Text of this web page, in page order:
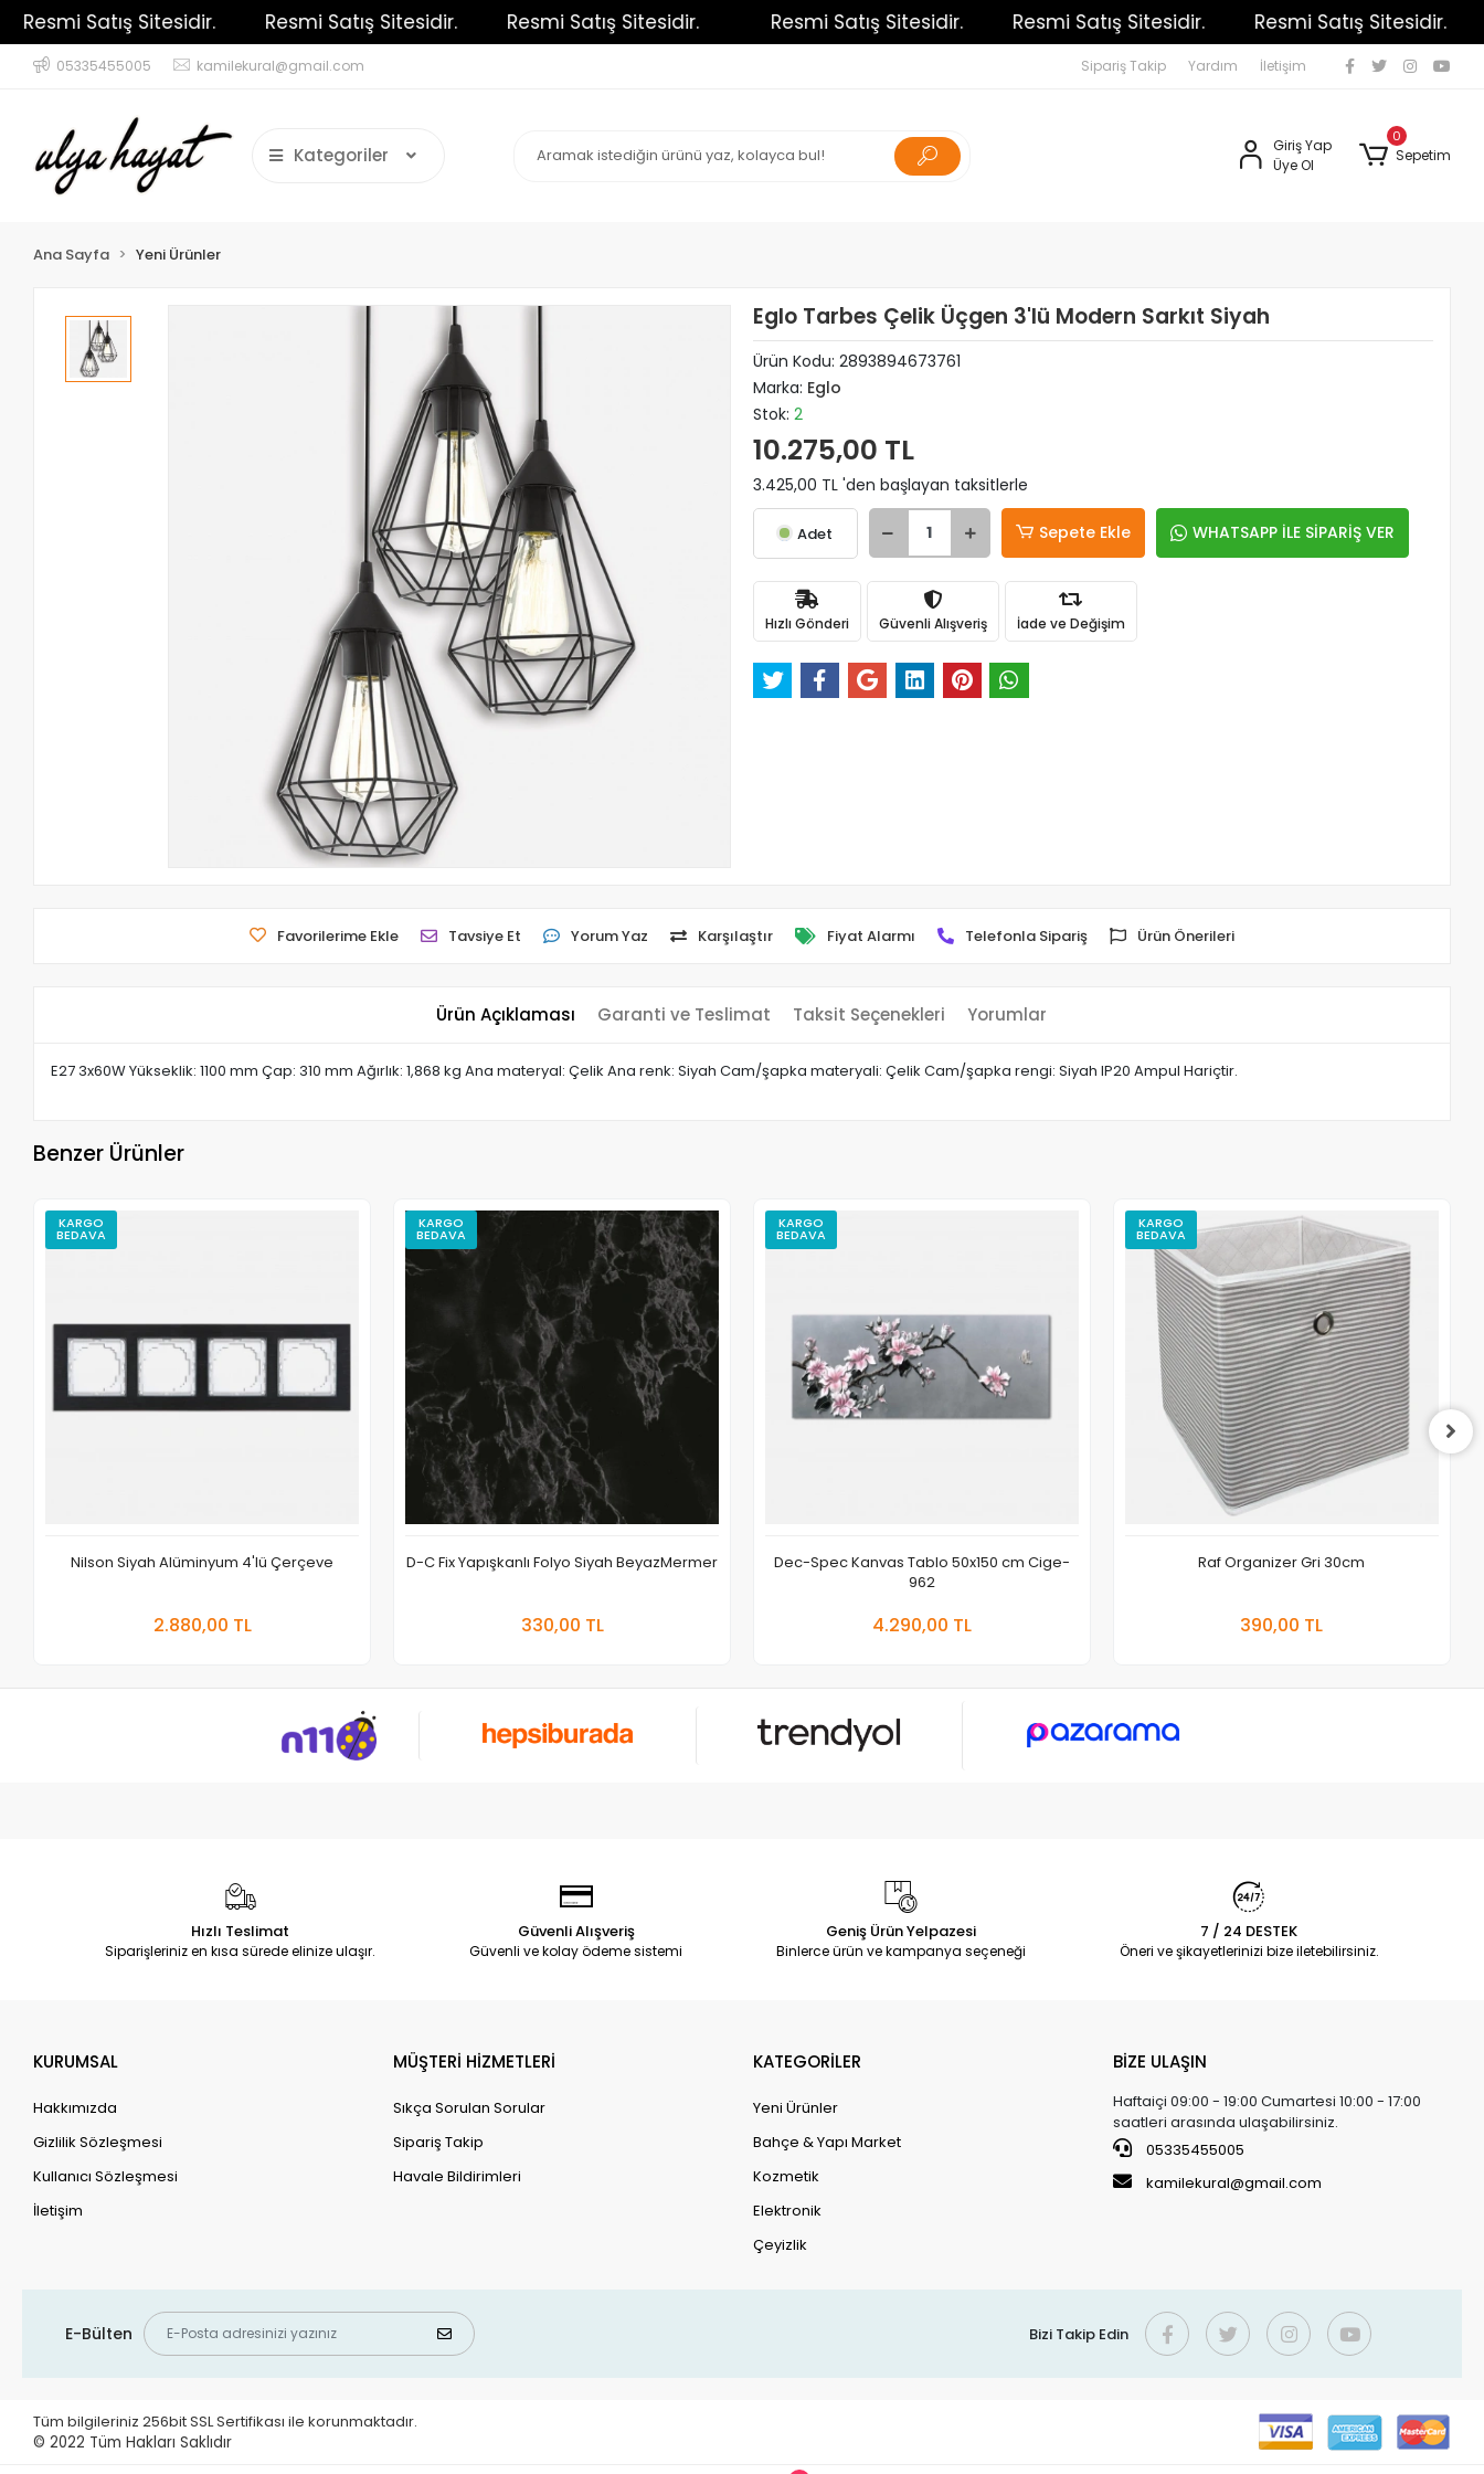
Satış Sitesidir. Resmi Satış Sitesidir. Resmi Satış Sitesidir. Resmi Satış Sitesidir. Resmi Satış Sitesidir. Resmi Satış Sitesidir.
05335455005 kamilekural@gmail.com Sipariş Takip Yardım İletişim
Kategoriler
Giriş Yap
Üye Ol
0
Sepetim
Ana Sayfa Yeni Ürünler
Eglo Tarbes Çelik Üçgen 3'lü Modern Sarkıt Siyah
Ürün Kodu: 2893894673761
Marka: Eglo
Stok: 2
10.275,00 TL
3.425,00 TL 'den başlayan taksitlerle
Adet Sepete Ekle WHATSAPP İLE SİPARİŞ VER
Hızlı Gönderi Güvenli Alışveriş İade ve Değişim
Favorilerime Ekle Tavsiye Et Yorum Yaz Karşılaştır Fiyat Alarmı Telefonla Sipariş Ürün Önerileri
Ürün Açıklaması Garanti ve Teslimat Taksit Seçenekleri Yorumlar
E27 3x60W Yükseklik: 1100 mm Çap: 310 mm Ağırlık: 1,868 kg Ana materyal: Çelik Ana renk: Siyah Cam/şapka materyali: Çelik Cam/şapka rengi: Siyah IP20 Ampul Hariçtir.
Benzer Ürünler
KARGO
BEDAVA
Nilson Siyah Alüminyum 4'lü Çerçeve
2.880,00 TL
KARGO
BEDAVA
D-C Fix Yapışkanlı Folyo Siyah BeyazMermer
330,00 TL
KARGO
BEDAVA
Dec-Spec Kanvas Tablo 50x150 cm Cige-
962
4.290,00 TL
KARGO
BEDAVA
Raf Organizer Gri 30cm
390,00 TL
Hızlı Teslimat
Siparişleriniz en kısa sürede elinize ulaşır.
Güvenli Alışveriş
Güvenli ve kolay ödeme sistemi
Geniş Ürün Yelpazesi
Binlerce ürün ve kampanya seçeneği
7 / 24 DESTEK
Öneri ve şikayetlerinizi bize iletebilirsiniz.
KURUMSAL
Hakkımızda
Gizlilik Sözleşmesi
Kullanıcı Sözleşmesi
İletişim
MÜŞTERİ HİZMETLERİ
Sıkça Sorulan Sorular
Sipariş Takip
Havale Bildirimleri
KATEGORİLER
Yeni Ürünler
Bahçe & Yapı Market
Kozmetik
Elektronik
Çeyizlik
BİZE ULAŞIN
Haftaiçi 09:00 - 19:00 Cumartesi 10:00 - 17:00
saatleri arasında ulaşabilirsiniz.
05335455005
kamilekural@gmail.com
E-Bülten Bizi Takip Edin
Tüm bilgileriniz 256bit SSL Sertifikası ile korunmaktadır.
© 2022 Tüm Hakları Saklıdır